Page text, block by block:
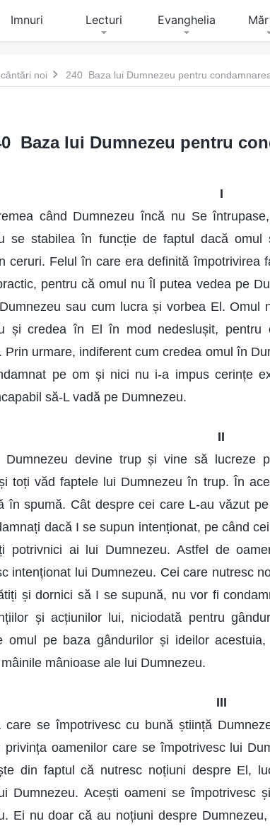
Imnuri Lecturi Evanghelia
noi 240 Baza lui Dumnezeu pentru
Baza lui Dumnezeu pentru
I
când Dumnezeu încă nu Se
se stabilea în funcție de faptul dacă omul
ceruri. Felul în care era definită împotrivirea
pentru că omul nu Îl putea vedea pe
sau cum lucra și vorbea El. Omul
și credea în El în mod nedeslușit,
Prin urmare, indiferent cum credea omul în
pe om și nici nu i-a impus cerințe
să-L vadă pe Dumnezeu.
II
Dumnezeu devine trup și vine să lucreze
toți văd faptele lui Dumnezeu în trup. În
în spumă. Cât despre cei care L-au văzut
dacă I se supun intenționat, pe când
potrivnici ai lui Dumnezeu. Astfel de
intenționat lui Dumnezeu. Cei care nutresc
și dornici să I se supună, nu vor fi
și acțiunilor lui, niciodată pentru
omul pe baza gândurilor și ideilor
mânioase ale lui Dumnezeu.
III
care se împotrivesc cu bună știință
privința oamenilor care se împotrivesc lui
din faptul că nutresc noțiuni despre El,
Dumnezeu. Acești oameni se împotrivesc
Ei nu doar că au noțiuni despre